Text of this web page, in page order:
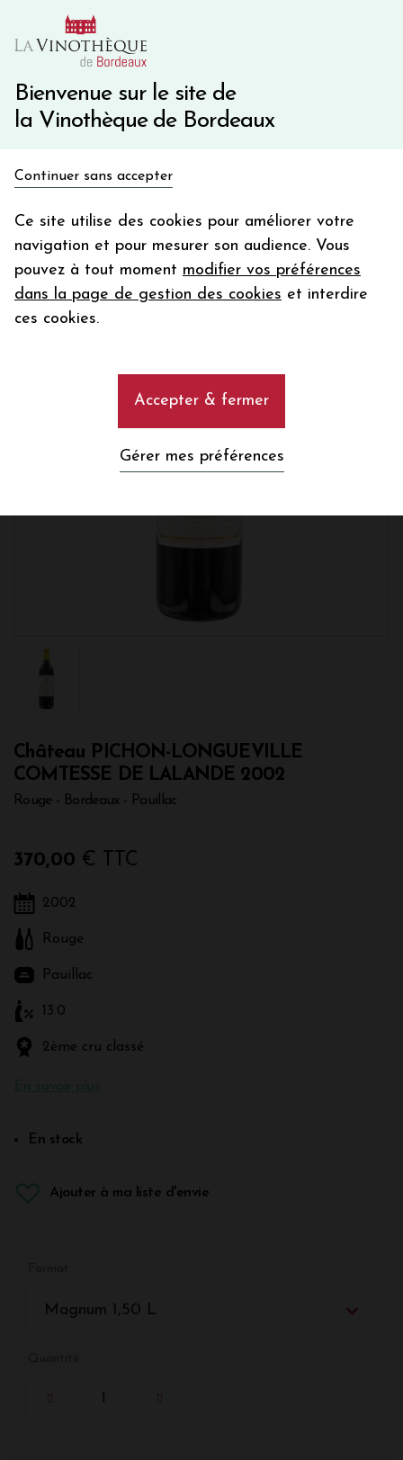
Bienvenue sur le site de
la Vinothèque de Bordeaux
Continuer sans accepter
Ce site utilise des cookies pour améliorer votre
navigation et pour mesurer son audience. Vous
pouvez à tout moment modifier vos préférences
dans la page de gestion des cookies et interdire
ces cookies.
Accepter & fermer
Gérer mes préférences
10€ de remise immédiate sur votre première commande
Une question ?
Château PICHON-LONGUEVILLE COMTESSE DE LALANDE
Château PICHON-LONGUEVILLE
COMTESSE DE LALANDE 2002
Rouge - Bordeaux - Pauillac
370,00 € TTC
2002
Rouge
Pauillac
13.0
2ème cru classé
En stock
Ajouter à ma liste d'envie
Magnum 1,50 L
en bon d'achat
Votre
email
En m’abonnant, j’accepte de recevoir la newsletter de la